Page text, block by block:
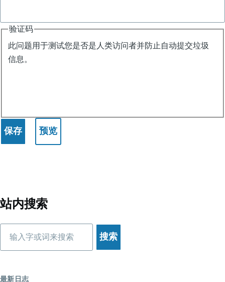
证
验证码
此问题用于测试您是否是人类访问者并防止自动提交垃圾
信息。
站内搜索
最新日志